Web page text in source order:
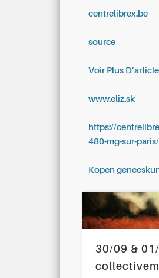
centrelibrex.be
source
Voir Plus
www.eliz.sk
https://
480-mg-sur-paris/
Kopen
30/09 &